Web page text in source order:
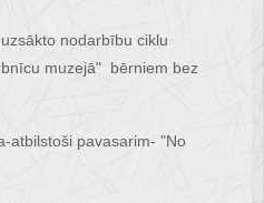
nodarbību ciklu
muzejā" bērniem bez
atbilstoši pavasarim- "No